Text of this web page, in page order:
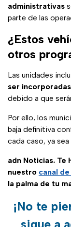
administrativas
parte de las
¿Estos
otros
Las unidades
ser
debido a que
Por ello, los
baja definitiva
cada caso, ya
adn Noticias. Te
nuestro canal
la palma de tu
¡No te